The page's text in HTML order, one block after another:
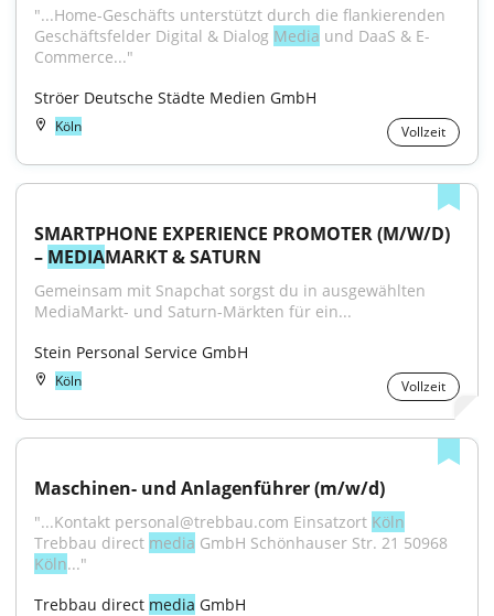
"...Home-Geschäfts unterstützt durch die flankierenden
Geschäftsfelder Digital & Dialog Media und DaaS & E-
Commerce..."
Ströer Deutsche Städte Medien GmbH
Köln Vollzeit
SMARTPHONE EXPERIENCE PROMOTER (M/W/D)
– MEDIAMARKT & SATURN
Gemeinsam mit Snapchat sorgst du in ausgewählten
MediaMarkt- und Saturn-Märkten für ein...
Stein Personal Service GmbH
Köln Vollzeit
Maschinen- und Anlagenführer (m/w/d)
"...Kontakt personal@trebbau.com Einsatzort Köln
Trebbau direct media
Köln..."
Trebbau direct media GmbH